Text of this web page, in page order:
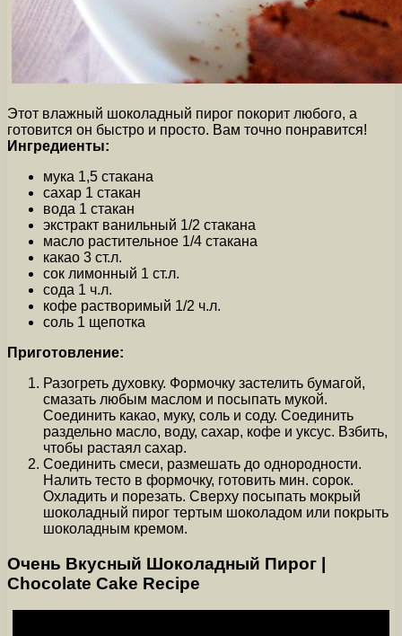
Этот влажный шоколадный пирог покорит любого, а
готовится он быстро и просто. Вам точно понравится!
Ингредиенты:
мука 1,5 стакана
сахар 1 стакан
вода 1 стакан
экстракт ванильный 1/2 стакана
масло растительное 1/4 стакана
какао 3 ст.л.
сок лимонный 1 ст.л.
сода 1 ч.л.
кофе растворимый 1/2 ч.л.
соль 1 щепотка
Приготовление:
Разогреть духовку. Формочку застелить бумагой,
смазать любым маслом и посыпать мукой.
Соединить какао, муку, соль и соду. Соединить
раздельно масло, воду, сахар, кофе и уксус. Взбить,
чтобы растаял сахар.
Соединить смеси, размешать до однородности.
Налить тесто в формочку, готовить мин. сорок.
Охладить и порезать. Сверху посыпать мокрый
шоколадный пирог тертым шоколадом или покрыть
шоколадным кремом.
Очень Вкусный Шоколадный Пирог |
Chocolate Cake Recipe